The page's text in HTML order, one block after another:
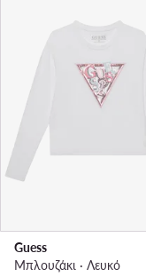
Guess
Μπλουζάκι · Λευκό